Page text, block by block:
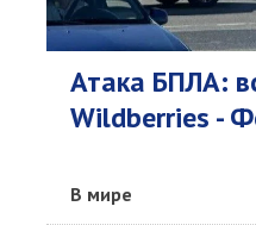
Атака БПЛА:
Wildberries -
В мире